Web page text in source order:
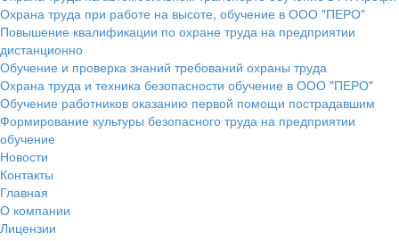
Охрана труда при работе на высоте, обучение в ООО "ПЕРО"
Повышение квалификации по охране труда на предприятии
дистанционно
Обучение и проверка знаний требований охраны труда
Охрана труда и техника безопасности обучение в ООО "ПЕРО"
Обучение работников оказанию первой помощи пострадавшим
Формирование культуры безопасного труда на предприятии
обучение
Новости
Контакты
Главная
О компании
Лицензии